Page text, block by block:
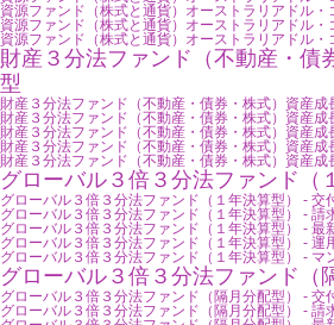
資源ファンド（株式と通貨）オーストラリアドル
資源ファンド（株式と通貨）オーストラリアドル・
資源ファンド（株式と通貨）オーストラリアドル・
財産３分法ファンド（不動産・債
型
財産３分法ファンド（不動産・債券・株式）資産成
財産３分法ファンド（不動産・債券・株式）資産成
財産３分法ファンド（不動産・債券・株式）資産
財産３分法ファンド（不動産・債券・株式）資産成
財産３分法ファンド（不動産・債券・株式）資産成
グローバル３倍３分法ファンド（
グローバル３倍３分法ファンド（１年決算型） - 交
グローバル３倍３分法ファンド（１年決算型） - 請
グローバル３倍３分法ファンド（１年決算型） - 最
グローバル３倍３分法ファンド（１年決算型） - 運
グローバル３倍３分法ファンド（１年決算型） - マ
グローバル３倍３分法ファンド（
グローバル３倍３分法ファンド（隔月分配型） - 交
グローバル３倍３分法ファンド（隔月分配型） - 請